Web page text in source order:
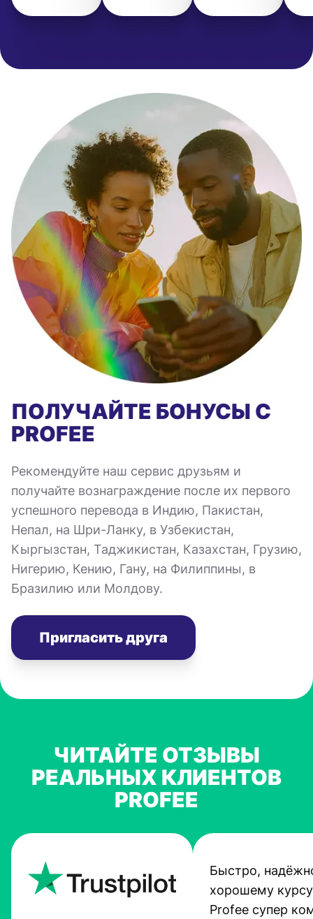
ПОЛУЧАЙТЕ БОНУСЫ С
PROFEE
Рекомендуйте наш сервис друзьям и
получайте вознаграждение после их первого
успешного перевода в Индию, Пакистан,
Непал, на Шри-Ланку, в Узбекистан,
Кыргызстан, Таджикистан, Казахстан, Грузию,
Нигерию, Кению, Гану, на Филиппины, в
Бразилию или Молдову.
Пригласить друга
ЧИТАЙТЕ ОТЗЫВЫ
РЕАЛЬНЫХ КЛИЕНТОВ
PROFEE
Быстро,
хорошему
Profee супер